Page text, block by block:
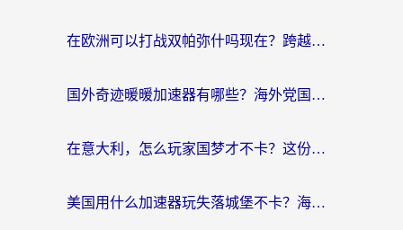
在欧洲可以打战双帕弥什吗现在？跨越延迟墙的实战指南
国外奇迹暖暖加速器有哪些？海外党国服游戏畅玩终极指南（附亲测推荐）
在意大利，怎么玩家国梦才不卡？这份终极加速指南请收好
美国用什么加速器玩失落城堡不卡？海外党亲测有效的国服游戏加速指南